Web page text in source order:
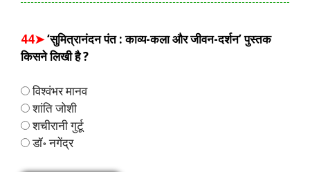
44➤‘सुमित्रानंदन पंत : काव्य-कला और जीवन-दर्शन’ पुस्तक
किसने लिखी है ?
विश्वंभर मानव
शांति जोशी
शचीरानी गुर्टू
डॉ॰ नगेंद्र